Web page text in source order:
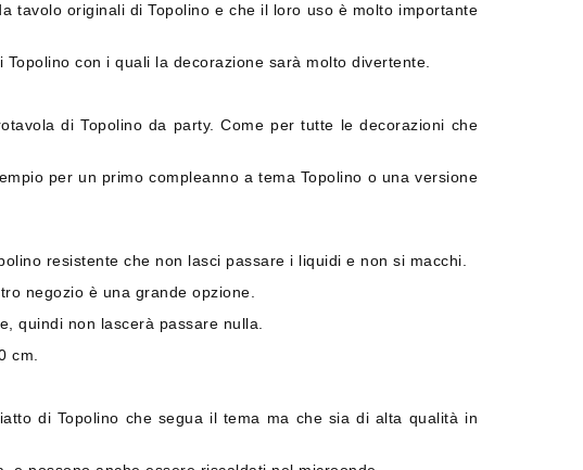
tavolo originali di Topolino e che il loro uso è molto importante
con i quali la decorazione sarà molto divertente.
di Topolino da party. Come per tutte le decorazioni che
per un primo compleanno a tema Topolino o una versione
resistente che non lasci passare i liquidi e non si macchi.
negozio è una grande opzione.
quindi non lascerà passare nulla.
cm.
di Topolino che segua il tema ma che sia di alta qualità in